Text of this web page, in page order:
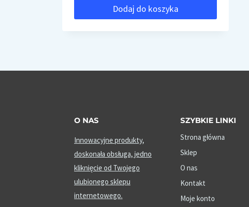
Dodaj do koszyka
O NAS
Innowacyjne produkty,
doskonała obsługa, jedno
kliknięcie od Twojego
ulubionego sklepu
internetowego.
SZYBKIE LINKI
Strona główna
Sklep
O nas
Kontakt
Moje konto